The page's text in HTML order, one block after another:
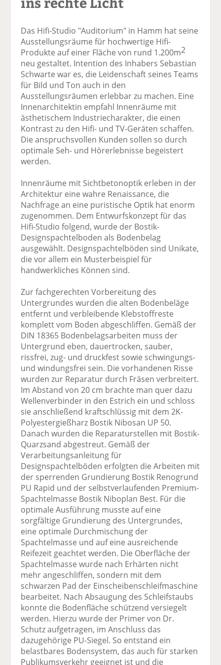
Das Hifi-Studio "Auditorium" in Hamm hat seine
Ausstellungsräume für hochwertige Hifi-
Produkte auf einer Fläche von rund 1.200m2
neu gestaltet. Intention des Inhabers Sebastian
Schwarte war es, die Leidenschaft seines Teams
für Bild und Ton auch in den
Ausstellungsräumen erlebbar zu machen. Eine
Innenarchitektin empfahl Innenräume mit
ästhetischem Industriecharakter, die einen
Kontrast zu den Hifi- und TV-Geräten schaffen.
Die anspruchsvollen Kunden sollen so durch
optimale Seh- und Hörerlebnisse begeistert
werden.
Innenräume mit Sichtbetonoptik erleben in der
Architektur eine wahre Renaissance, die
Nachfrage an eine puristische Optik hat enorm
zugenommen. Dem Entwurfskonzept für das
Hifi-Studio folgend, wurde der Bostik-
Designspachtelboden als Bodenbelag
ausgewählt. Designspachtelböden sind Unikate,
die vor allem ein Musterbeispiel für
handwerkliches Können sind.
Zur fachgerechten Vorbereitung des
Untergrundes wurden die alten Bodenbeläge
entfernt und verbleibende Klebstoffreste
komplett vom Boden abgeschliffen. Gemäß der
DIN 18365 Bodenbelagsarbeiten muss der
Untergrund eben, dauertrocken, sauber,
rissfrei, zug- und druckfest sowie schwingungs-
und windungsfrei sein. Die vorhandenen Risse
wurden zur Reparatur durch Fräsen verbreitert.
Im Abstand von 20 cm brachte man quer dazu
Wellenverbinder in den Estrich ein und schloss
sie anschließend kraftschlüssig mit dem 2K-
Polyestergießharz Bostik Nibosan UP 50.
Danach wurden die Reparaturstellen mit Bostik-
Quarzsand abgestreut. Gemäß der
Verarbeitungsanleitung für
Designspachtelböden erfolgten die Arbeiten mit
der sperrenden Grundierung Bostik Renogrund
PU Rapid und der selbstverlaufenden Premium-
Spachtelmasse Bostik Niboplan Best. Für die
optimale Ausführung musste auf eine
sorgfältige Grundierung des Untergrundes,
eine optimale Durchmischung der
Spachtelmasse und auf eine ausreichende
Reifezeit geachtet werden. Die Oberfläche der
Spachtelmasse wurde nach Erhärten nicht
mehr angeschliffen, sondern mit dem
schwarzen Pad der Einscheibenschleifmaschine
bearbeitet. Nach Absaugung des Schleifstaubs
konnte die Bodenfläche schützend versiegelt
werden. Hierzu wurde der Primer von Dr.
Schutz aufgetragen, im Anschluss das
dazugehörige PU-Siegel. So entstand ein
belastbares Bodensystem, das auch für starken
Publikumsverkehr geeignet ist und die